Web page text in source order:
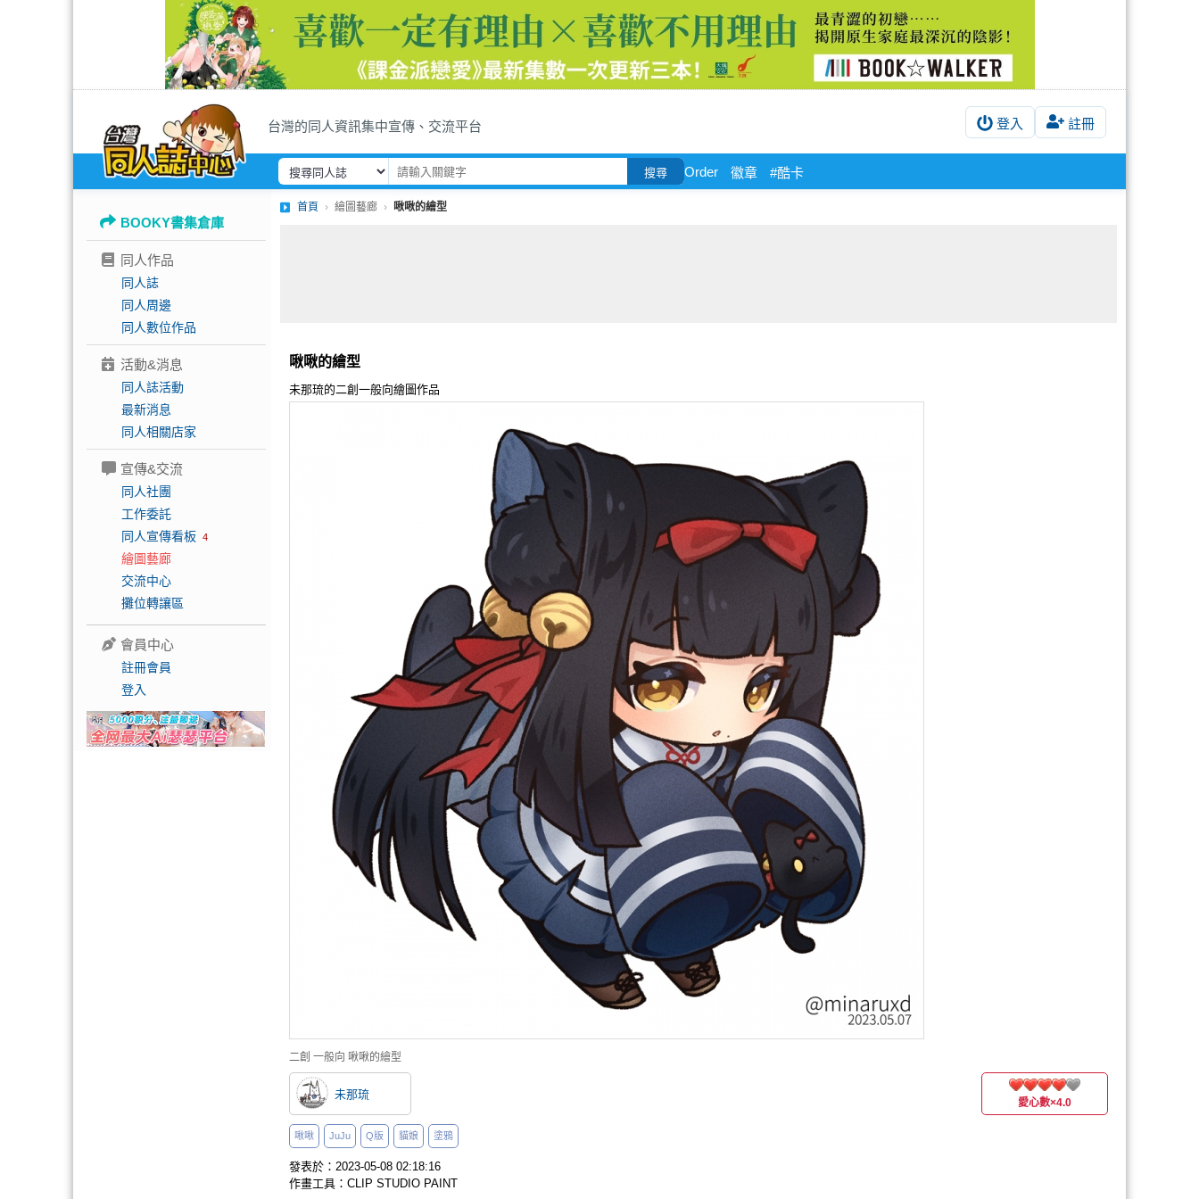
台灣的同人資訊集中宣傳、交流平台 登入 註冊
搜尋 Order 徽章 #酷卡
BOOKY書集倉庫
同人作品
同人誌
同人周邊
同人數位作品
活動&消息
同人誌活動
最新消息
同人相關店家
宣傳&交流
同人社團
工作委託
同人宣傳看板 4
繪圖藝廊
交流中心
攤位轉讓區
會員中心
註冊會員
登入
首頁 繪圖藝廊 啾啾的繪型
啾啾的繪型
未那琉的二創一般向繪圖作品
二創 一般向 啾啾的繪型
未那琉
愛心數×4.0
啾啾 JuJu Q版 貓娘 塗鴉
發表於：2023-05-08 02:18:16
作畫工具：CLIP STUDIO PAINT